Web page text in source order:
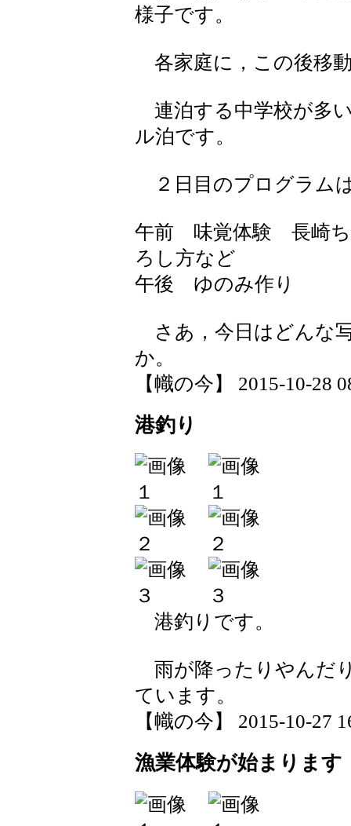
様子です。
各家庭に，この後移
連泊する中学校が多
ル泊です。
２日目のプログラム
午前 味覚体験 長崎ち
ろし方など
午後 ゆのみ作り
さあ，今日はどんな
か。
【幟の今】 2015-10-28
港釣り
港釣りです。
雨が降ったりやんだ
ています。
【幟の今】 2015-10-27
漁業体験が始まります